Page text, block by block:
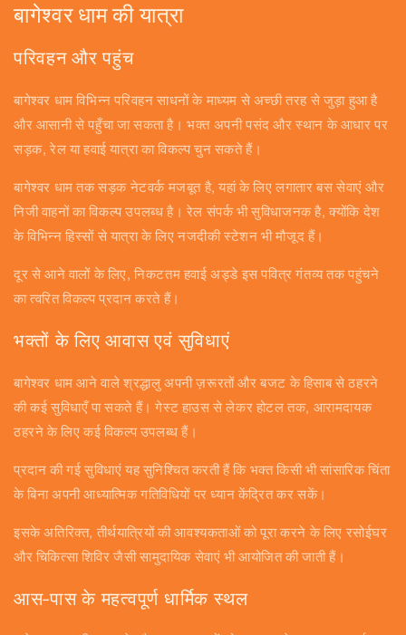
बागेश्वर धाम की यात्रा
परिवहन और पहुंच
बागेश्वर धाम विभिन्न परिवहन साधनों के माध्यम से अच्छी तरह से जुड़ा हुआ है
और आसानी से पहुँचा जा सकता है। भक्त अपनी पसंद और स्थान के आधार पर
सड़क, रेल या हवाई यात्रा का विकल्प चुन सकते हैं।
बागेश्वर धाम तक सड़क नेटवर्क मजबूत है, यहां के लिए लगातार बस सेवाएं और
निजी वाहनों का विकल्प उपलब्ध है। रेल संपर्क भी सुविधाजनक है, क्योंकि देश
के विभिन्न हिस्सों से यात्रा के लिए नजदीकी स्टेशन भी मौजूद हैं।
दूर से आने वालों के लिए, निकटतम हवाई अड्डे इस पवित्र गंतव्य तक पहुंचने
का त्वरित विकल्प प्रदान करते हैं।
भक्तों के लिए आवास एवं सुविधाएं
बागेश्वर धाम आने वाले श्रद्धालु अपनी ज़रूरतों और बजट के हिसाब से ठहरने
की कई सुविधाएँ पा सकते हैं। गेस्ट हाउस से लेकर होटल तक, आरामदायक
ठहरने के लिए कई विकल्प उपलब्ध हैं।
प्रदान की गई सुविधाएं यह सुनिश्चित करती हैं कि भक्त किसी भी सांसारिक चिंता
के बिना अपनी आध्यात्मिक गतिविधियों पर ध्यान केंद्रित कर सकें।
इसके अतिरिक्त, तीर्थयात्रियों की आवश्यकताओं को पूरा करने के लिए रसोईघर
और चिकित्सा शिविर जैसी सामुदायिक सेवाएं भी आयोजित की जाती हैं।
आस-पास के महत्वपूर्ण धार्मिक स्थल